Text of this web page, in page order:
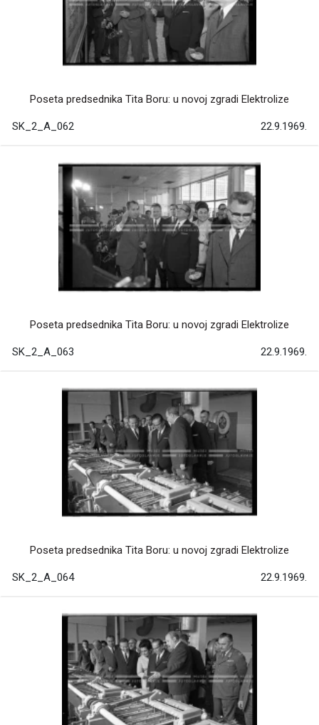
Poseta predsednika Tita Boru: u novoj zgradi Elektrolize
SK_2_A_062 22.9.1969.
Poseta predsednika Tita Boru: u novoj zgradi Elektrolize
SK_2_A_063 22.9.1969.
Poseta predsednika Tita Boru: u novoj zgradi Elektrolize
SK_2_A_064 22.9.1969.